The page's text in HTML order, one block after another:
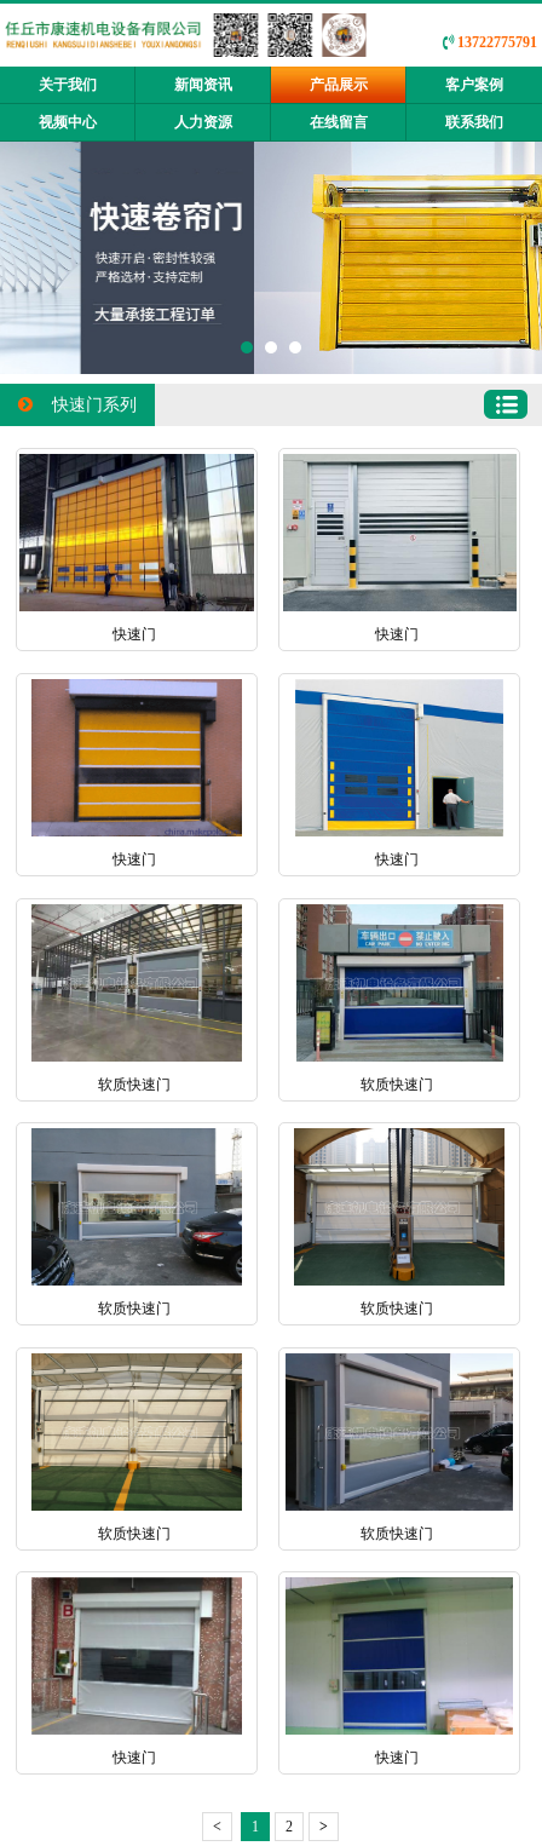
13722775791
关于我们 新闻资讯 产品展示 客户案例
视频中心 人力资源 在线留言 联系我们
快速门系列
快速门 快速门
快速门 快速门
软质快速门 软质快速门
软质快速门 软质快速门
软质快速门 软质快速门
快速门 快速门
< 1 2 >